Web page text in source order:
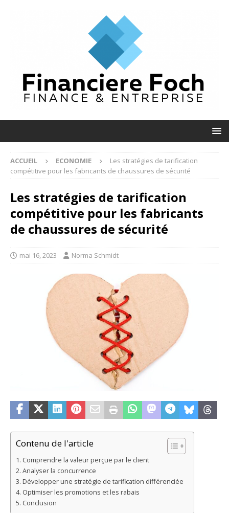
ACCUEIL ECONOMIE
Les stratégies de tarification
compétitive pour les fabricants de chaussures de sécurité
Les stratégies de tarification
compétitive pour les fabricants
de chaussures de sécurité
mai 16, 2023 Norma Schmidt
Contenu de l'article
Comprendre la valeur perçue par le client
Analyser la concurrence
Développer une stratégie de tarification différenciée
Optimiser les promotions et les rabais
Conclusion